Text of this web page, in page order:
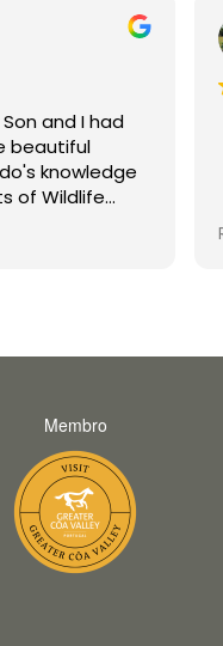
and I had
beautiful
knowledge
of Wildlife
is
a joy for
Membro